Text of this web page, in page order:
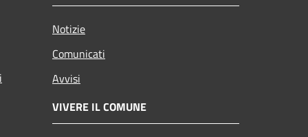
Notizie
Comunicati
Avvisi
VIVERE IL COMUNE